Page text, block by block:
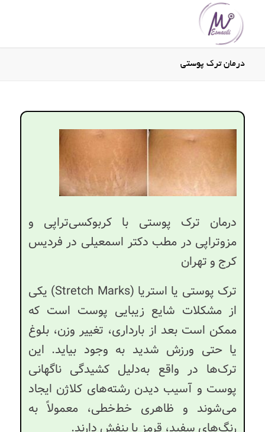
درمان ترک پوستی
درمان ترک پوستی با کربوکسی‌تراپی و
مزوتراپی در مطب دکتر اسمعیلی در فردیس
کرج و تهران
ترک پوستی یا استریا (Stretch Marks) یکی
از مشکلات شایع زیبایی پوست است که
ممکن است بعد از بارداری، تغییر وزن، بلوغ
یا حتی ورزش شدید به وجود بیاید. این
ترک‌ها در واقع به‌دلیل کشیدگی ناگهانی
پوست و آسیب دیدن رشته‌های کلاژن ایجاد
می‌شوند و ظاهری خط‌خطی، معمولاً به
رنگ‌های سفید، قرمز یا بنفش دارند.